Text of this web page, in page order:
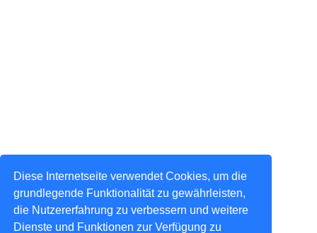
Diese Internetseite verwendet Cookies, um die
grundlegende Funktionalität zu gewährleisten,
die Nutzererfahrung zu verbessern und weitere
Dienste und Funktionen zur Verfügung zu